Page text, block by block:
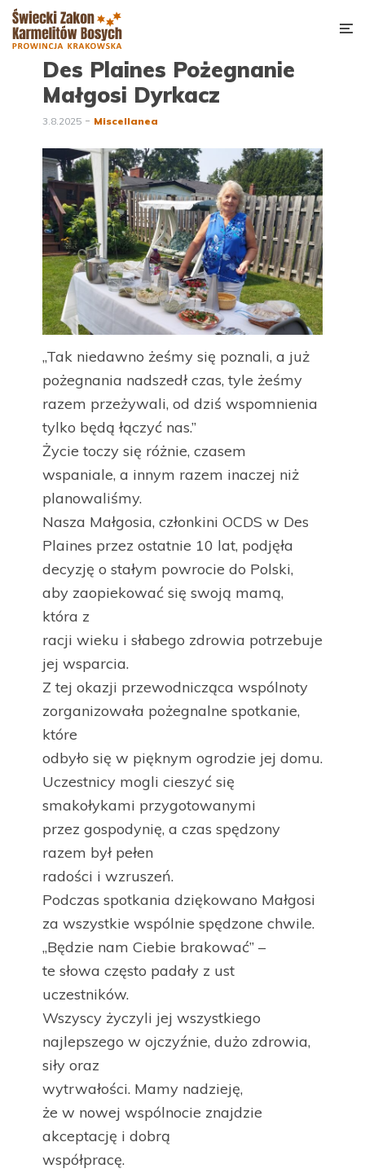
Des Plaines Pożegnanie
Małgosi Dyrkacz
3.8.2025 Miscellanea
„Tak niedawno żeśmy się poznali, a już
pożegnania nadszedł czas, tyle żeśmy
razem przeżywali, od dziś wspomnienia
tylko będą łączyć nas.”
Życie toczy się różnie, czasem
wspaniale, a innym razem inaczej niż
planowaliśmy.
Nasza Małgosia, członkini OCDS w Des
Plaines przez ostatnie 10 lat, podjęła
decyzję o stałym powrocie do Polski,
aby zaopiekować się swoją mamą,
która z
racji wieku i słabego zdrowia potrzebuje
jej wsparcia.
Z tej okazji przewodnicząca wspólnoty
zorganizowała pożegnalne spotkanie,
które
odbyło się w pięknym ogrodzie jej domu.
Uczestnicy mogli cieszyć się
smakołykami przygotowanymi
przez gospodynię, a czas spędzony
razem był pełen
radości i wzruszeń.
Podczas spotkania dziękowano Małgosi
za wszystkie wspólnie spędzone chwile.
„Będzie nam Ciebie brakować” –
te słowa często padały z ust
uczestników.
Wszyscy życzyli jej wszystkiego
najlepszego w ojczyźnie, dużo zdrowia,
siły oraz
wytrwałości. Mamy nadzieję,
że w nowej wspólnocie znajdzie
akceptację i dobrą
współpracę.